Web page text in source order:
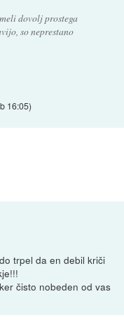
dovolj prostega
so neprestano
16:05)
trpel da en debil kriči
čisto nobeden od vas